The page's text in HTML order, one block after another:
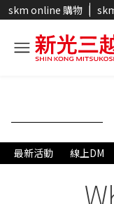
skm online 購物
最新活動 線上DM